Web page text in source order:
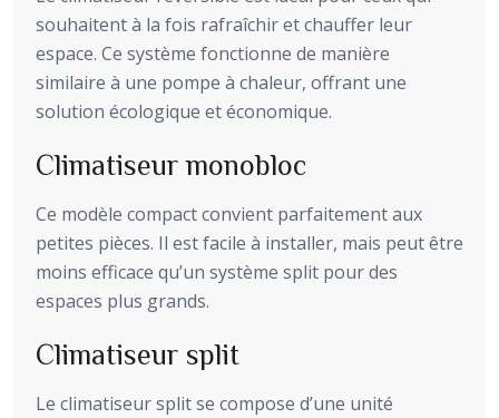
souhaitent à la fois rafraîchir et chauffer leur
espace. Ce système fonctionne de manière
similaire à une pompe à chaleur, offrant une
solution écologique et économique.
Climatiseur monobloc
Ce modèle compact convient parfaitement aux
petites pièces. Il est facile à installer, mais peut être
moins efficace qu’un système split pour des
espaces plus grands.
Climatiseur split
Le climatiseur split se compose d’une unité